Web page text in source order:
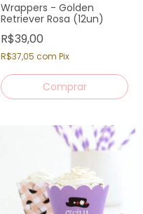
Wrappers - Golden
Retriever Rosa (12un)
R$39,00
R$37,05 com Pix